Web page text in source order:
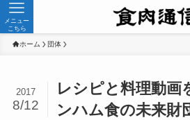
メニュー
こちら
ホーム 団体
レシピと料理動
ンハム食の未来財
2017
8/12